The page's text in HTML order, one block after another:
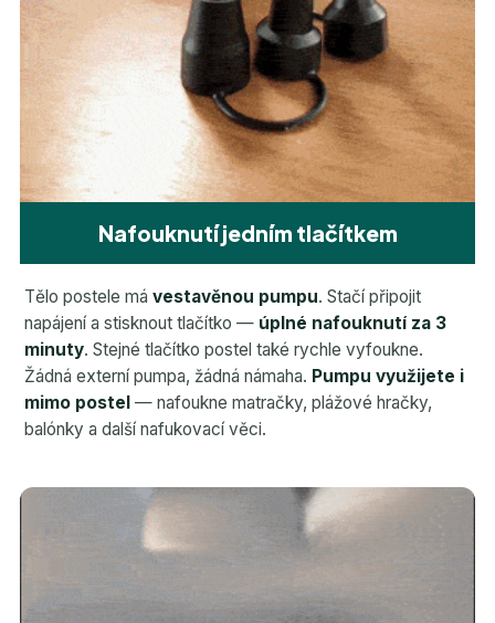
Nafouknutí jedním tlačítkem
Tělo postele má vestavěnou pumpu. Stačí připojit
napájení a stisknout tlačítko — úplné nafouknutí za 3
minuty. Stejné tlačítko postel také rychle vyfoukne.
Žádná externí pumpa, žádná námaha. Pumpu využijete i
mimo postel — nafoukne matračky, plážové hračky,
balónky a další nafukovací věci.